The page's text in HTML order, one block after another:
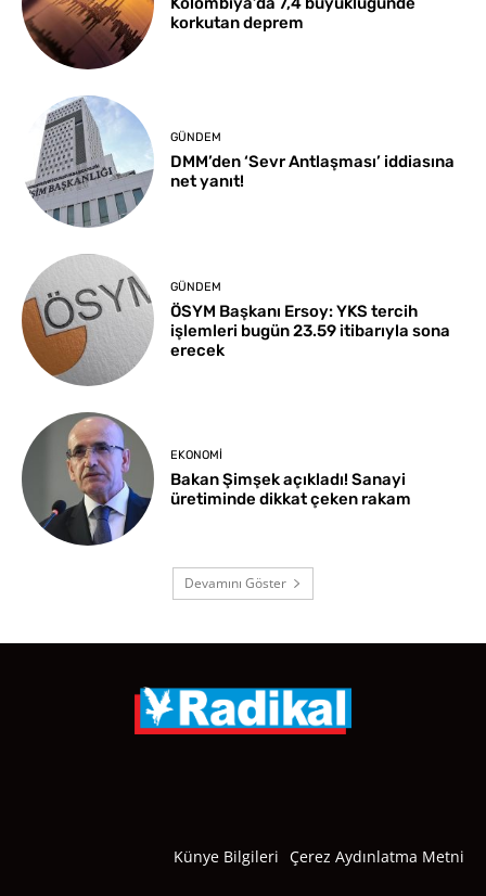
korkutan deprem
GÜNDEM
DMM’den ‘Sevr Antlaşması’ iddiasına
net yanıt!
GÜNDEM
ÖSYM Başkanı Ersoy: YKS tercih
işlemleri bugün 23.59 itibarıyla sona
erecek
EKONOMI
Bakan Şimşek açıkladı! Sanayi
üretiminde dikkat çeken rakam
Devamını Göster
Künye Bilgileri Çerez Aydınlatma Metni